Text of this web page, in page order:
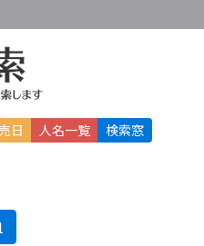
日 人名一覧 検索窓